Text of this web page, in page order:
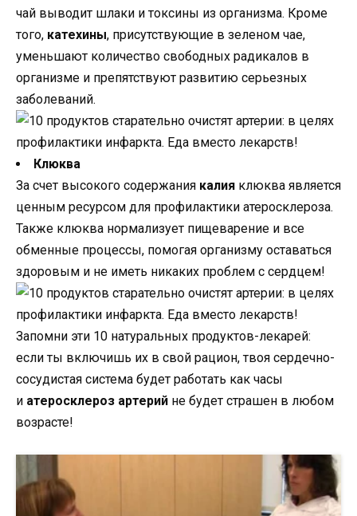
чай выводит шлаки и токсины из организма. Кроме
того, катехины, присутствующие в зеленом чае,
уменьшают количество свободных радикалов в
организме и препятствуют развитию серьезных
заболеваний.
Клюква
За счет высокого содержания калия клюква является
ценным ресурсом для профилактики атеросклероза.
Также клюква нормализует пищеварение и все
обменные процессы, помогая организму оставаться
здоровым и не иметь никаких проблем с сердцем!
Запомни эти 10 натуральных продуктов-лекарей:
если ты включишь их в свой рацион, твоя сердечно-
сосудистая система будет работать как часы
и атеросклероз артерий не будет страшен в любом
возрасте!